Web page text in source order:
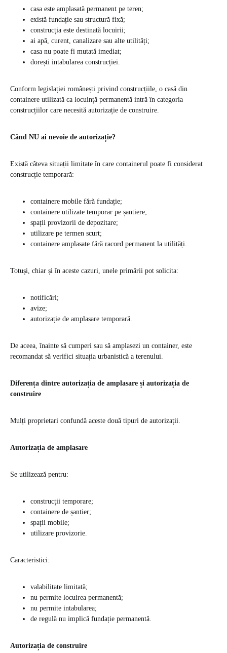
casa este amplasată permanent pe teren;
există fundație sau structură fixă;
construcția este destinată locuirii;
ai apă, curent, canalizare sau alte utilități;
casa nu poate fi mutată imediat;
dorești intabularea construcției.
Conform legislației românești privind construcțiile, o casă din
containere utilizată ca locuință permanentă intră în categoria
construcțiilor care necesită autorizație de construire.
Când NU ai nevoie de autorizație?
Există câteva situații limitate în care containerul poate fi considerat
construcție temporară:
containere mobile fără fundație;
containere utilizate temporar pe șantiere;
spații provizorii de depozitare;
utilizare pe termen scurt;
containere amplasate fără racord permanent la utilități.
Totuși, chiar și în aceste cazuri, unele primării pot solicita:
notificări;
avize;
autorizație de amplasare temporară.
De aceea, înainte să cumperi sau să amplasezi un container, este
recomandat să verifici situația urbanistică a terenului.
Diferența dintre autorizația de amplasare și autorizația de
construire
Mulți proprietari confundă aceste două tipuri de autorizații.
Autorizația de amplasare
Se utilizează pentru:
construcții temporare;
containere de șantier;
spații mobile;
utilizare provizorie.
Caracteristici:
valabilitate limitată;
nu permite locuirea permanentă;
nu permite intabularea;
de regulă nu implică fundație permanentă.
Autorizația de construire